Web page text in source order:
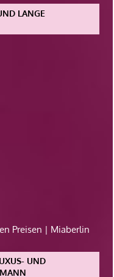
LANGE
Preisen | Miaberlin
UND